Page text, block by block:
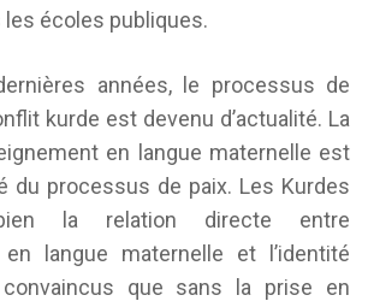
écoles publiques.
années, le processus de
kurde est devenu d’actualité. La
en langue maternelle est
du processus de paix. Les Kurdes
la relation directe entre
en langue maternelle et l’identité
que sans la prise en